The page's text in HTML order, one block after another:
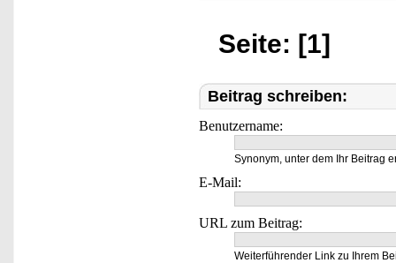
Seite: [1]
Beitrag schreiben:
Benutzername:
Synonym, unter dem Ihr Beitrag
E-Mail:
URL zum Beitrag:
Weiterführender Link zu Ihrem